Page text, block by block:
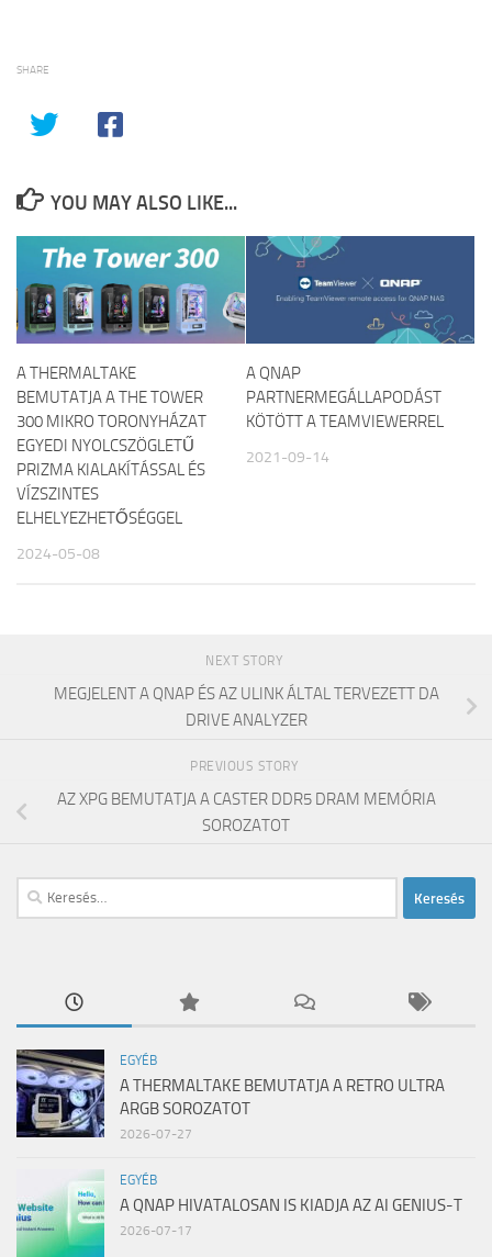
SHARE
YOU MAY ALSO LIKE...
A THERMALTAKE
BEMUTATJA A THE TOWER
300 MIKRO TORONYHÁZAT
EGYEDI NYOLCSZÖGLETŰ
PRIZMA KIALAKÍTÁSSAL ÉS
VÍZSZINTES
ELHELYEZHETŐSÉGGEL
2024-05-08
A QNAP
PARTNERMEGÁLLAPODÁST
KÖTÖTT A TEAMVIEWERREL
2021-09-14
NEXT STORY
MEGJELENT A QNAP ÉS AZ ULINK ÁLTAL TERVEZETT DA
DRIVE ANALYZER
PREVIOUS STORY
AZ XPG BEMUTATJA A CASTER DDR5 DRAM MEMÓRIA
SOROZATOT
Keresés:
EGYÉB
A THERMALTAKE BEMUTATJA A RETRO ULTRA
ARGB SOROZATOT
2026-07-27
EGYÉB
A QNAP HIVATALOSAN IS KIADJA AZ AI GENIUS-T
2026-07-17